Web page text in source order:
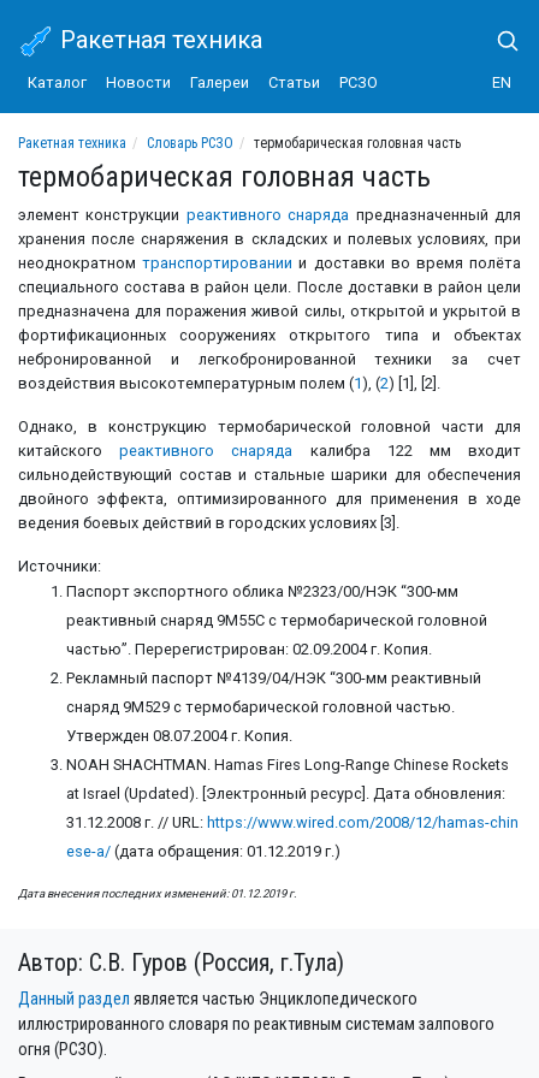
Ракетная техника
Каталог Новости Галереи Статьи РСЗО EN
Ракетная техника Словарь РСЗО термобарическая головная часть
термобарическая головная часть
элемент конструкции реактивного снаряда предназначенный для
хранения после снаряжения в складских и полевых условиях, при
неоднократномтранспортировании и доставки во время полёта
специального состава в район цели. После доставки в район цели
предназначена для поражения живой силы, открытой и укрытой в
фортификационных сооружениях открытого типа и объектах
небронированной и легкобронированной техники за счет
воздействия высокотемпературным полем (1), (2) [1], [2].
Однако, в конструкцию термобарической головной части для
китайскогореактивного снаряда калибра 122 мм входит
сильнодействующий состав и стальные шарики для обеспечения
двойного эффекта, оптимизированного для применения в ходе
ведения боевых действий в городских условиях [3].
Источники:
Паспорт экспортного облика №2323/00/НЭК “300-мм
реактивный снаряд 9М55С с термобарической головной
частью”. Перерегистрирован: 02.09.2004 г. Копия.
Рекламный паспорт №4139/04/НЭК “300-мм реактивный
снаряд 9М529 с термобарической головной частью.
Утвержден 08.07.2004 г. Копия.
NOAH SHACHTMAN. Hamas Fires Long-Range Chinese Rockets
at Israel (Updated). [Электронный ресурс]. Дата обновления:
31.12.2008 г. // URL: https://www.wired.com/2008/12/hamas-chin
ese-a/ (дата обращения: 01.12.2019 г.)
Дата внесения последних изменений: 01.12.2019 г.
Автор: С.В. Гуров (Россия, г.Тула)
Данный раздел является частью Энциклопедического
иллюстрированного словаря по реактивным системам залпового
огня (РСЗО).